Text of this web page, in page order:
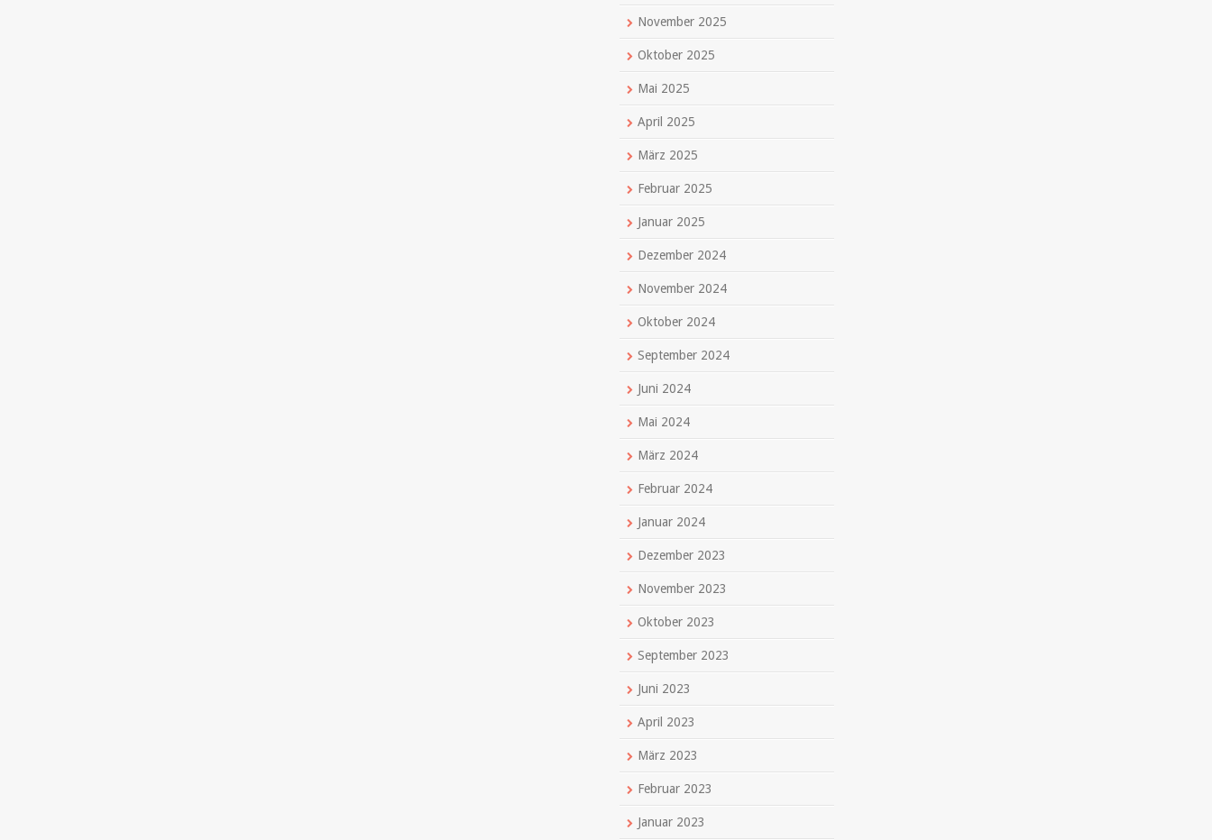
November 2025
Oktober 2025
Mai 2025
April 2025
März 2025
Februar 2025
Januar 2025
Dezember 2024
November 2024
Oktober 2024
September 2024
Juni 2024
Mai 2024
März 2024
Februar 2024
Januar 2024
Dezember 2023
November 2023
Oktober 2023
September 2023
Juni 2023
April 2023
März 2023
Februar 2023
Januar 2023